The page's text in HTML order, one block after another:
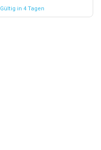
Gültig in 4 Tagen